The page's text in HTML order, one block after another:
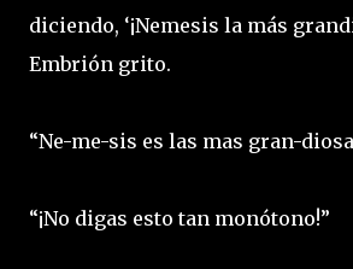
diciendo, ‘¡Nemesis la más
Embrión grito.
“Ne-me-sis es las mas gran-
“¡No digas esto tan monótono!”